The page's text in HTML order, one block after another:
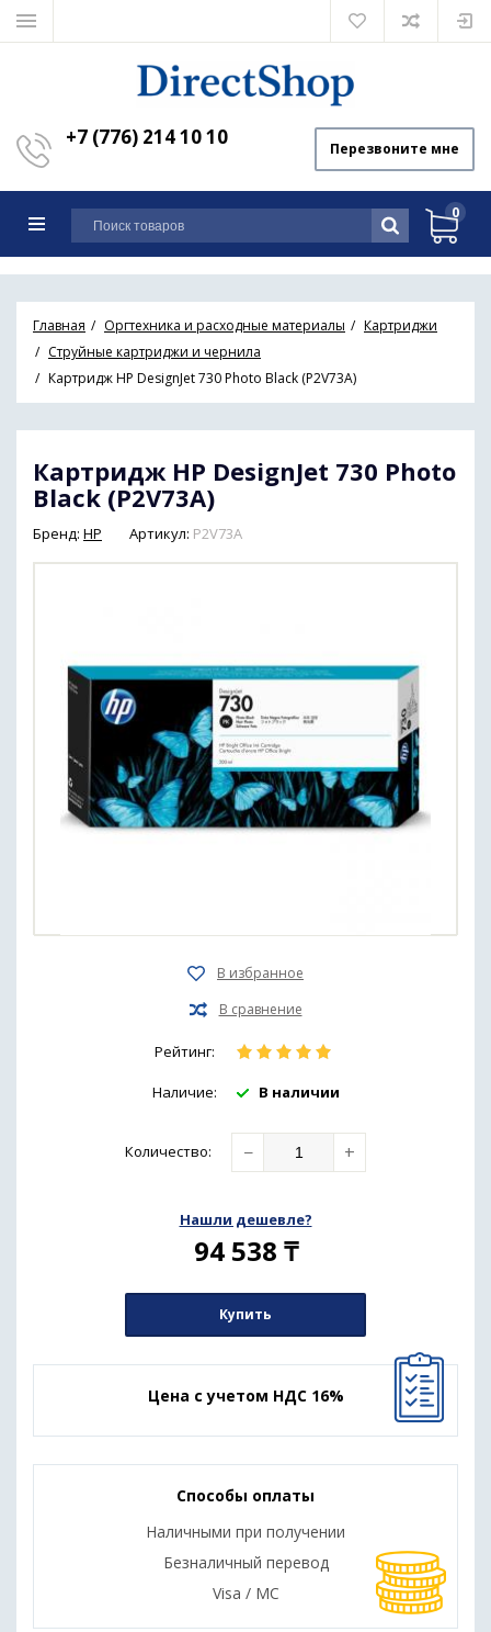
+7 (776) 214 10 10 Перезвоните мне
0
Главная Оргтехника и расходные материалы
Картриджи
Струйные картриджи и чернила
Картридж HP DesignJet 730 Photo Black (P2V73A)
Картридж HP DesignJet 730 Photo
Black (P2V73A)
Бренд: HP Артикул: P2V73A
Рейтинг:
Наличие: В наличии
Количество: − +
Нашли дешевле?
94 538 ₸
Купить
Цена с учетом НДС 16%
Способы оплаты
Наличными при получении
Безналичный перевод
Visa / MC